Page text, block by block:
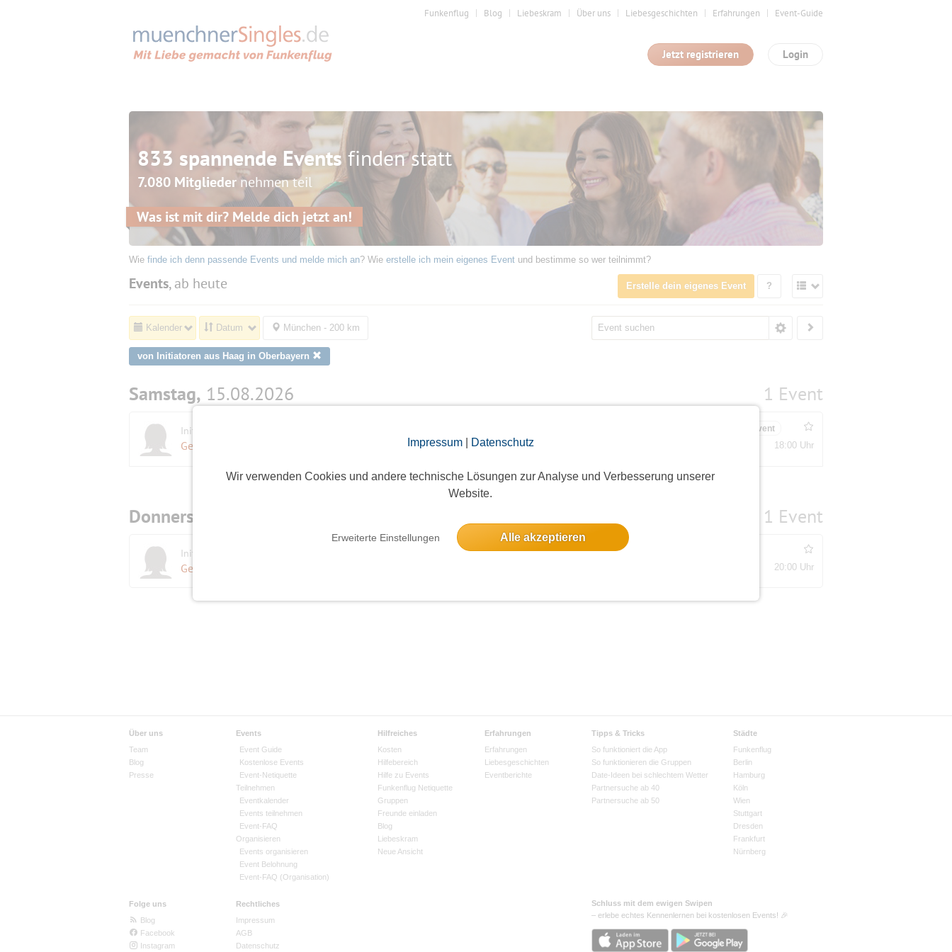
Impressum| Datenschutz
Wir verwenden Cookies und andere technische Lösungen zur Analyse und Verbesserung unserer
Website.
Erweiterte Einstellungen Alle akzeptieren
Funkenflug Blog Liebeskram Über uns Liebesgeschichten Erfahrungen Event-Guide
Login
Jetzt registrieren
833 spannende Eventsfinden statt
7.080 Mitgliedernehmen teil
Was ist mit dir? Melde dich jetzt an!
Wie finde ich denn passende Events und melde mich an? Wie erstelle ich mein eigenes Event und bestimme so wer teilnimmt?
Events, ab heute Erstelle dein eigenes Event ?
Kalender Datum München - 200 km
von Initiatoren aus Haag in Oberbayern
Samstag, 15.08.2026 1 Event
Initiatorin
Gertrud62
Bestätigungsevent
18:00 Uhr
Donnerstag, 1 Event
Initiatorin
Gertrud62
Konzert Ami Warning unreleased Tour 2026
keine Anmeldung
20:00 Uhr
Über uns
Team
Blog
Presse
Events
Event Guide
Kostenlose Events
Event-Netiquette
Teilnehmen
Eventkalender
Events teilnehmen
Event-FAQ
Organisieren
Events organisieren
Event Belohnung
Event-FAQ (Organisation)
Hilfreiches
Kosten
Hilfebereich
Hilfe zu Events
Funkenflug Netiquette
Gruppen
Freunde einladen
Blog
Liebeskram
Neue Ansicht
Erfahrungen
Erfahrungen
Liebesgeschichten
Eventberichte
Tipps & Tricks
So funktioniert die App
So funktionieren die Gruppen
Date-Ideen bei schlechtem Wetter
Partnersuche ab 40
Partnersuche ab 50
Städte
Funkenflug
Berlin
Hamburg
Köln
Wien
Stuttgart
Dresden
Frankfurt
Nürnberg
Folge uns
Blog
Facebook
Instagram
Rechtliches
Impressum
AGB
Datenschutz
Schluss mit dem ewigen Swipen
– erlebe echtes Kennenlernen bei kostenlosen Events! 🎉